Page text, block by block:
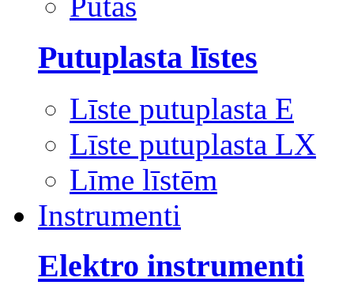
Putuplasta līstes
Līste putuplasta E
Līste putuplasta LX
Līme līstēm
Instrumenti
Elektro instrumenti